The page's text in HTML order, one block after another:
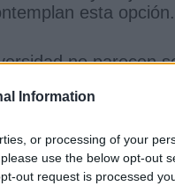
Information
or processing of your
use the below opt-out
out request is processed
esta opción.
no parecen
a la extrema
empeñan en
Juan Pflüger,
vicio" como si de una
Organización